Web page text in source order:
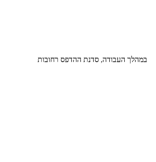
במהלך העבודה, סדנת ההדפס רחובות